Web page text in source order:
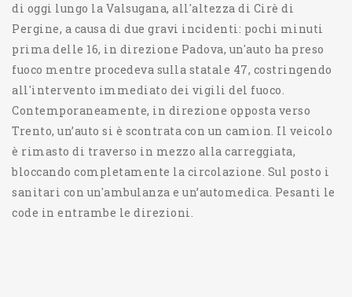
di oggi lungo la Valsugana, all'altezza di Cirè di
Pergine, a causa di due gravi incidenti: pochi minuti
prima delle 16, in direzione Padova, un'auto ha preso
fuoco mentre procedeva sulla statale 47, costringendo
all'intervento immediato dei vigili del fuoco.
Contemporaneamente, in direzione opposta verso
Trento, un’auto si è scontrata con un camion. Il veicolo
è rimasto di traverso in mezzo alla carreggiata,
bloccando completamente la circolazione. Sul posto i
sanitari con un'ambulanza e un’automedica. Pesanti le
code in entrambe le direzioni.